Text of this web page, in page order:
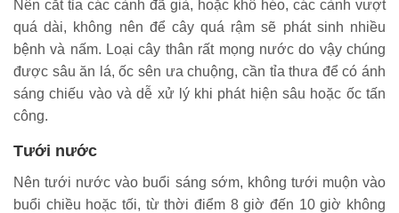
Nên cắt tỉa các cành đã già, hoặc khô héo, các cành vượt
quá dài, không nên để cây quá rậm sẽ phát sinh nhiều
bệnh và nấm. Loại cây thân rất mọng nước do vậy chúng
được sâu ăn lá, ốc sên ưa chuộng, cần tỉa thưa để có ánh
sáng chiếu vào và dễ xử lý khi phát hiện sâu hoặc ốc tấn
công.
Tưới nước
Nên tưới nước vào buổi sáng sớm, không tưới muộn vào
buổi chiều hoặc tối, từ thời điểm 8 giờ đến 10 giờ không